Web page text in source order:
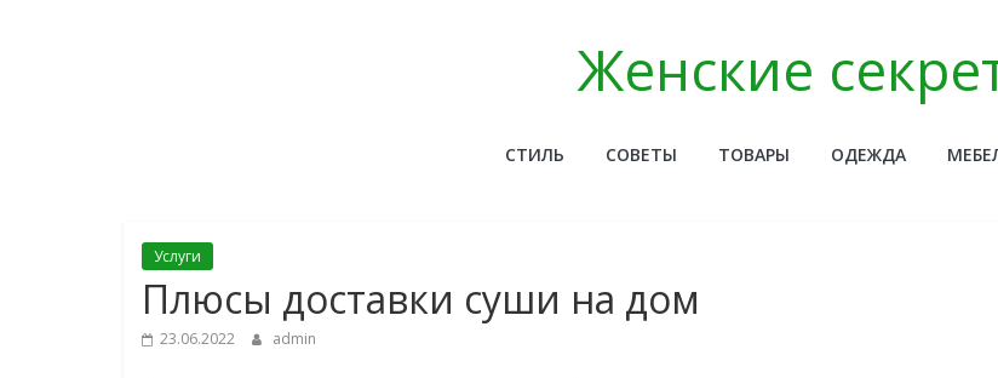
Женские
СТИЛЬ СОВЕТЫ ТОВАРЫ ОДЕЖДА
Услуги
Плюсы доставки суши на дом
23.06.2022 admin